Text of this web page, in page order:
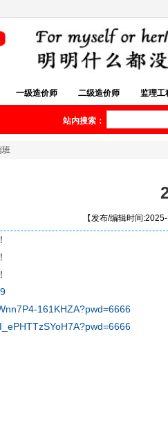
一级造价师 二级造价师 监理工
站内搜索：
班
【发布/编辑时间
161KHZA?pwd=6666